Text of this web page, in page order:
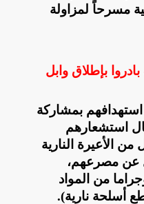
مسرحاً لمزاولة
بإطلاق وابل
بمشاركة
استشعارهم
من الأعيرة النارية
عن مصرعهم،
(140 كيلوجراما من المواد
.